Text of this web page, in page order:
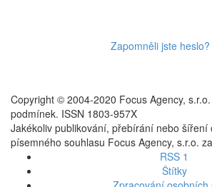
Zapomněli jste heslo?
Copyright © 2004-2020 Focus Agency,
podmínek. ISSN 1803-957X
Jakékoliv publikování, přebírání nebo šíření
písemného souhlasu Focus Agency, s.r.o.
RSS 1
Štítky